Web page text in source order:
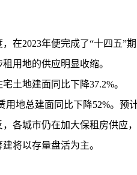
2023年便完成了“十四五”期
用地的供应明显收缩。
地建面同比下降37.2%。
总建面同比下降52%。预
城市仍在加大保租房供应，
将以存量盘活为主。